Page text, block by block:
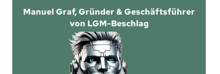
Manuel Graf, Gründer & Geschäftsführer
von LGM-Beschlag